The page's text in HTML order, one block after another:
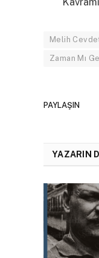
Melih
Zaman Mı
PAYLAŞIN
YAZARIN